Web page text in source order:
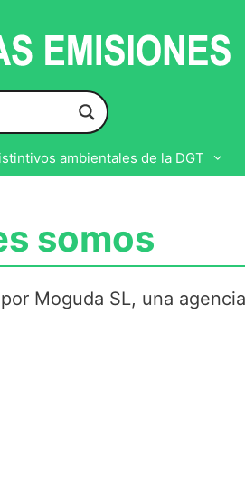
ambientales de la DGT
somos
Moguda SL, una